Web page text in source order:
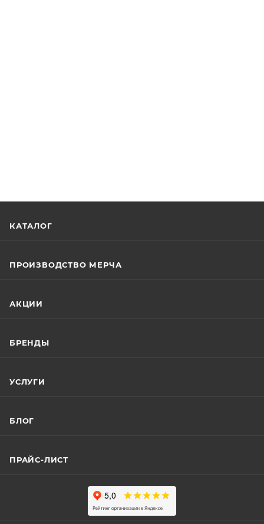
КАТАЛОГ
ПРОИЗВОДСТВО МЕРЧА
АКЦИИ
БРЕНДЫ
УСЛУГИ
БЛОГ
ПРАЙС-ЛИСТ